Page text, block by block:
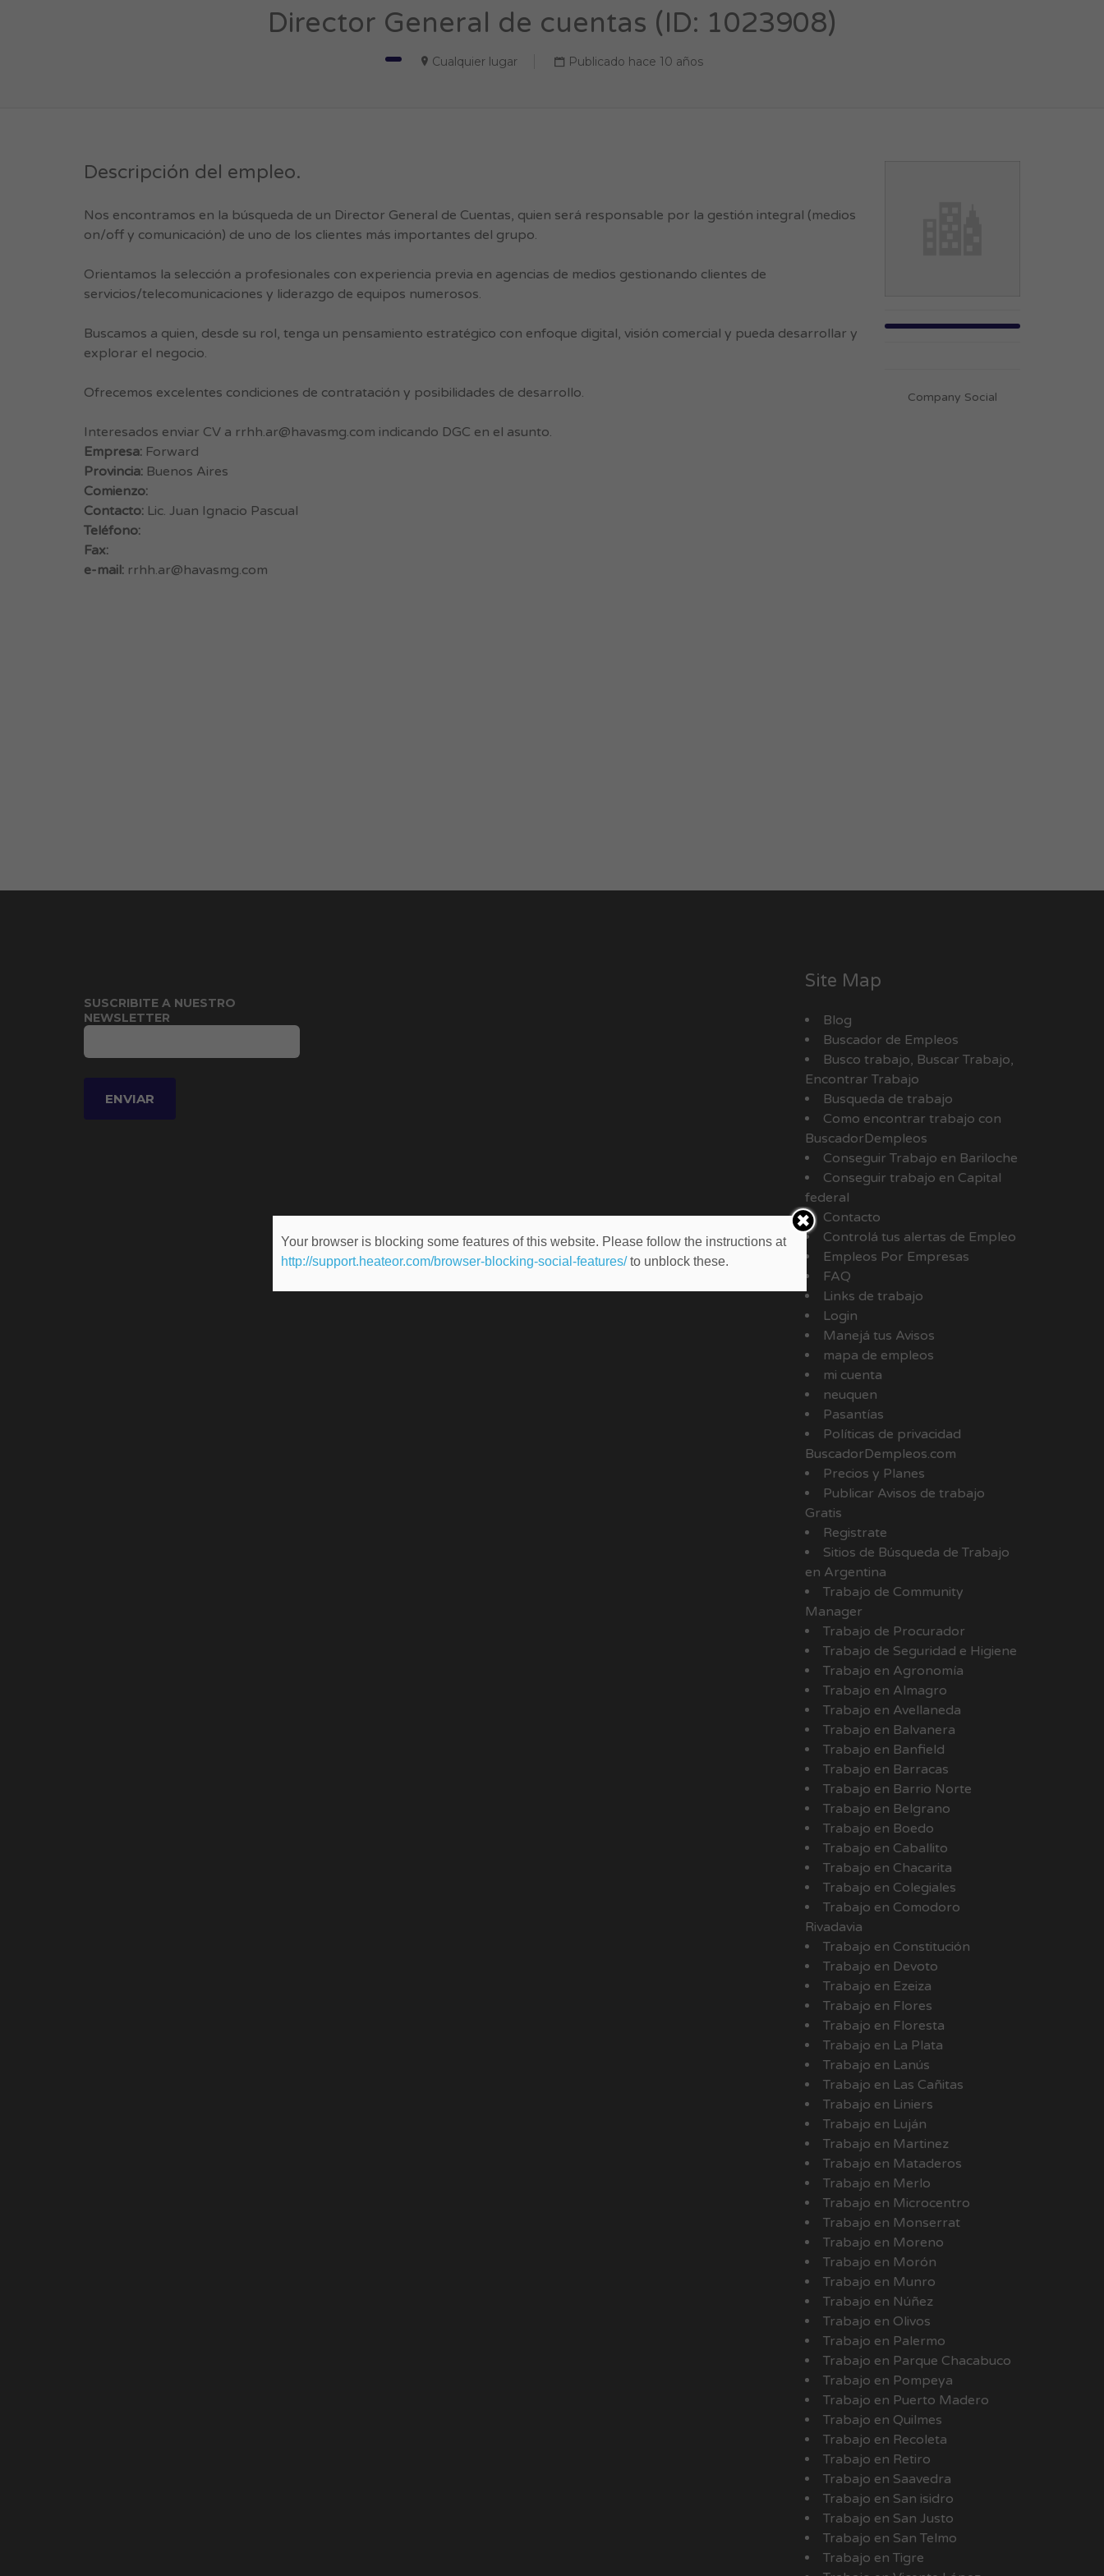
Director General de cuentas (ID: 1023908)
Cualquier lugar Publicado hace 10 años
Descripción del empleo.
Nos encontramos en la búsqueda de un Director General de Cuentas, quien será responsable por la gestión integral (medios
on/off y comunicación) de uno de los clientes más importantes del grupo.
Orientamos la selección a profesionales con experiencia previa en agencias de medios gestionando clientes de
servicios/telecomunicaciones y liderazgo de equipos numerosos.
Buscamos a quien, desde su rol, tenga un pensamiento estratégico con enfoque digital, visión comercial y pueda desarrollar y
explorar el negocio.
Ofrecemos excelentes condiciones de contratación y posibilidades de desarrollo.
Interesados enviar CV a rrhh.ar@havasmg.com indicando DGC en el asunto.
Empresa: Forward
Provincia: Buenos Aires
Comienzo:
Contacto: Lic. Juan Ignacio Pascual
Teléfono:
Fax:
e-mail: rrhh.ar@havasmg.com
Company Social
SUSCRIBITE A NUESTRO
NEWSLETTER
Site Map
Blog
Buscador de Empleos
Busco trabajo, Buscar Trabajo,
Encontrar Trabajo
Busqueda de trabajo
Como encontrar trabajo con
BuscadorDempleos
Conseguir Trabajo en Bariloche
Conseguir trabajo en Capital
federal
Contacto
Controlá tus alertas de Empleo
Empleos Por Empresas
FAQ
Links de trabajo
Login
Manejá tus Avisos
mapa de empleos
mi cuenta
neuquen
Pasantías
Políticas de privacidad
BuscadorDempleos.com
Precios y Planes
Publicar Avisos de trabajo
Gratis
Registrate
Sitios de Búsqueda de Trabajo
en Argentina
Trabajo de Community
Manager
Trabajo de Procurador
Trabajo de Seguridad e Higiene
Trabajo en Agronomía
Trabajo en Almagro
Trabajo en Avellaneda
Trabajo en Balvanera
Trabajo en Banfield
Trabajo en Barracas
Trabajo en Barrio Norte
Trabajo en Belgrano
Trabajo en Boedo
Trabajo en Caballito
Trabajo en Chacarita
Trabajo en Colegiales
Trabajo en Comodoro
Rivadavia
Trabajo en Constitución
Trabajo en Devoto
Trabajo en Ezeiza
Trabajo en Flores
Trabajo en Floresta
Trabajo en La Plata
Trabajo en Lanús
Trabajo en Las Cañitas
Trabajo en Liniers
Trabajo en Luján
Trabajo en Martinez
Trabajo en Mataderos
Trabajo en Merlo
Trabajo en Microcentro
Trabajo en Monserrat
Trabajo en Moreno
Trabajo en Morón
Trabajo en Munro
Trabajo en Núñez
Trabajo en Olivos
Trabajo en Palermo
Trabajo en Parque Chacabuco
Trabajo en Pompeya
Trabajo en Puerto Madero
Trabajo en Quilmes
Trabajo en Recoleta
Trabajo en Retiro
Trabajo en Saavedra
Trabajo en San isidro
Trabajo en San Justo
Trabajo en San Telmo
Trabajo en Tigre
Your browser is blocking some features of this website. Please follow the instructions at
http://support.heateor.com/browser-blocking-social-features/to unblock these.